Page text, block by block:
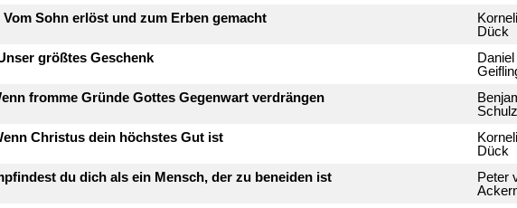
Vom Sohn erlöst und zum Erben gemacht
Dück
größtes Geschenk
Daniel
fromme Gründe Gottes Gegenwart verdrängen
Schulz
Christus dein höchstes Gut ist
Dück
du dich als ein Mensch, der zu beneiden ist
Peter